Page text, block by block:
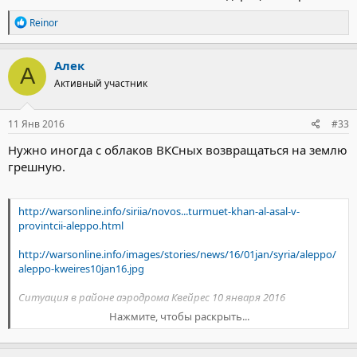
Р
е
а
к
ц
и
и
:
Reinor
А Алек
Активный участник
11 Янв 2016 #33
Нужно иногда с облаков ВКСных возвращаться на землю
грешную.
http://warsonline.info/siriia/novos...turmuet-khan-al-asal-v-
provintcii-aleppo.html
http://warsonline.info/images/stories/news/16/01jan/syria/aleppo/
aleppo-kweires10jan16.jpg
Ситуация в районе аэродрома Квейрес 10 января 2016
Сирийская армия при поддержке добровольцев и сил
национальной обороны ведет активные бои сразу в
Нажмите, чтобы раскрыть...